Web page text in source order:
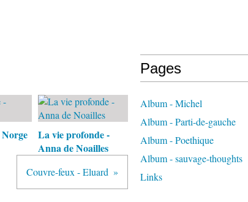
La vie profonde -
Anna de Noailles
Couvre-feux - Eluard
Pages
Album - Michel
Album - Parti-de-gauche
Album - Poethique
Album - sauvage-thoughts
Links